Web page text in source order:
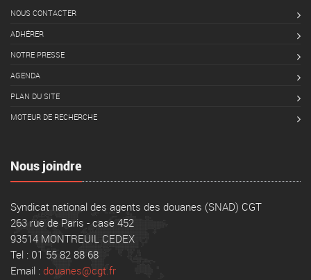
NOUS CONTACTER
ADHÉRER
NOTRE PRESSE
AGENDA
PLAN DU SITE
MOTEUR DE RECHERCHE
Nous joindre
Syndicat national des agents des douanes (SNAD) CGT
263 rue de Paris - case 452
93514 MONTREUIL CEDEX
Tel : 01 55 82 88 68
Email : douanes@cgt.fr